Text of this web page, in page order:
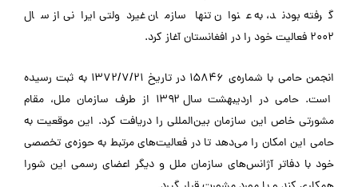
گرفته بودند، به عنوان تنها سازمان غیردولتی ایرانی از سال
۲۰۰۲ فعالیت خود را در افغانستان آغاز کرد.
انجمن حامی با شماره‌ی ۱۵۸۴۶ در تاریخ ۱۳۷۲/۷/۲۱ به ثبت رسیده
است. حامی در اردیبهشت سال ۱۳۹۲ از طرف سازمان ملل، مقام
مشورتی خاص این سازمان بین‌المللی را دریافت کرد. این موقعیت به
حامی این امکان را می‌دهد تا در فعالیت‌های مرتبط به حوزه‌ی تخصصی
خود با دفاتر آژانس‌های سازمان ملل و دیگر اعضای رسمی این شورا